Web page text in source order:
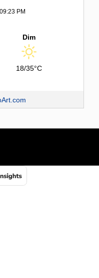
PM
Dim
18/35°C